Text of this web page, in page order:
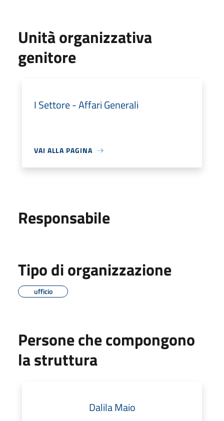
Unità organizzativa
genitore
I Settore - Affari Generali
VAI ALLA PAGINA
Responsabile
Tipo di organizzazione
ufficio
Persone che compongono
la struttura
Dalila Maio